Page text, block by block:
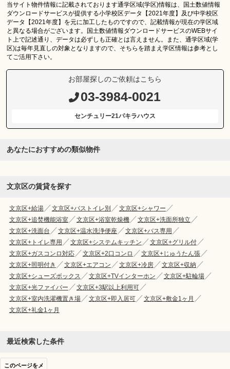
当サイト物件情報に記載されております通学区域(学区)情報は、国土数値情報
ダウンロードサービスが提供する小学校区データ【2021年度】及び中学校区
データ【2021年度】を元に加工したものですので、記載情報が現在の学区域
と異なる場合がございます。国土数値情報ダウンロードサービスのWEBサイ
ト上で記述通り、データは必ずしも正確とは言えません。また、通学区域(学
区)は毎年見直しの対象となりますので、そちらを踏まえ学区情報は参考とし
てご活用下さい。
お部屋探しのご依頼はこちら
03-3984-0021
センチュリー21パキラハウス
あなたにおすすめの類似物件
文京区の賃貸を探す
文京区+給湯 文京区+バストイレ別
文京区+シャワー
文京区+追焚機能浴室
文京区+浴室乾燥機
文京区+洗面所独立
文京区+洗面台
文京区+温水洗浄便座
文京区+バス専用
文京区+トイレ専用
文京区+システムキッチン
文京区+グリル付
文京区+ガスコンロ対応
文京区+2口コンロ
文京区+じゅうたん張
文京区+照明付き
文京区+エアコン 文京区+冷房
文京区+収納
文京区+シューズボックス
文京区+TVインターホン
文京区+駐輪場
文京区+光ファイバー
文京区+3駅以上利用可
文京区+室内洗濯機置き場
文京区+即入居可
文京区+敷金1ヶ月
文京区+礼金1ヶ月
最近検索した条件
このページをメ